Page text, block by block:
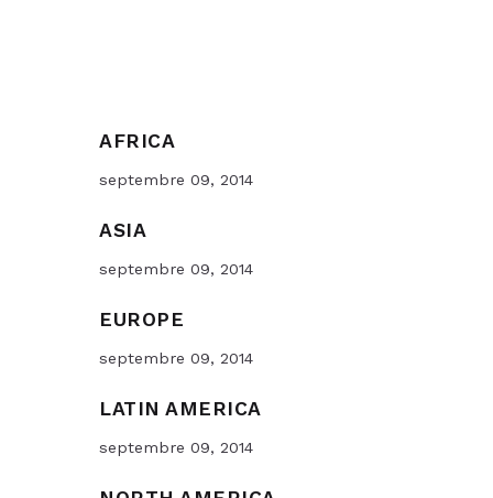
AFRICA
septembre 09, 2014
ASIA
septembre 09, 2014
EUROPE
septembre 09, 2014
LATIN AMERICA
septembre 09, 2014